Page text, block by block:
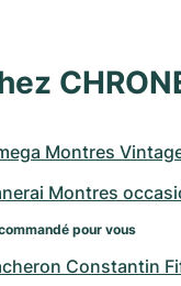
Montres
Montres
pour vous
Constantin